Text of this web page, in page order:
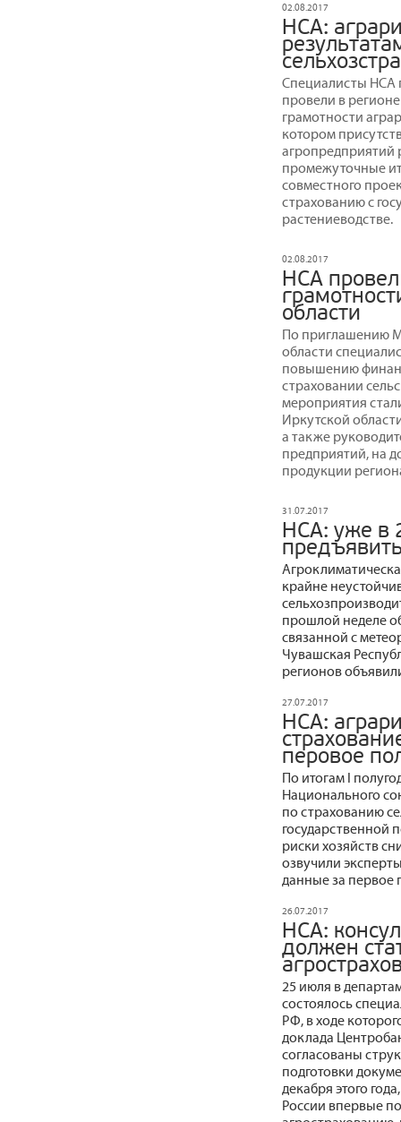
02.08.2017
НСА:
Специалисты НСА
провели в
грамотности
котором
агропредприятий
промежуточные
совместного
страхованию с
растениеводстве.
02.08.2017
НСА
области
По приглашению
области
повышению
страховании
мероприятия
Иркутской
а также
предприятий, на
продукции
31.07.2017
НСА: уже в
крайне
прошлой неделе
связанной с
Чувашская
регионов
27.07.2017
НСА:
перовое
По итогам I
Национального
по страхованию
государственной
риски хозяйств
озвучили
данные за первое
26.07.2017
НСА:
должен
25 июля в
состоялось
РФ, в ходе
доклада
согласованы
подготовки
декабря этого
России впервые